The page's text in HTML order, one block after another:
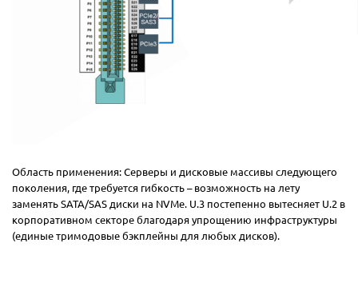
Область применения: Серверы и дисковые массивы следующего
поколения, где требуется гибкость – возможность на лету
заменять SATA/SAS диски на NVMe. U.3 постепенно вытесняет U.2 в
корпоративном секторе благодаря упрощению инфраструктуры
(единые тримодовые бэкплейны для любых дисков).